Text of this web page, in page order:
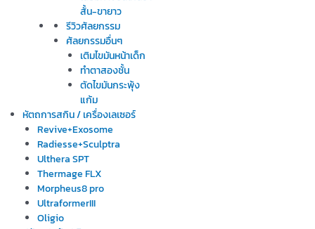
สั้น-ขายาว
รีวิวศัลยกรรม
ศัลยกรรมอื่นๆ
เติมไขมันหน้าเด็ก
ทำตาสองชั้น
ตัดไขมันกระพุ้ง
แก้ม
หัตถการสกิน / เครื่องเลเซอร์
Revive+Exosome
Radiesse+Sculptra
Ulthera SPT
Thermage FLX
Morpheus8 pro
UltraformerIII
Oligio